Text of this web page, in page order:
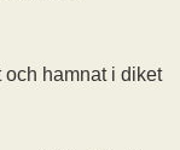
och hamnat i diket